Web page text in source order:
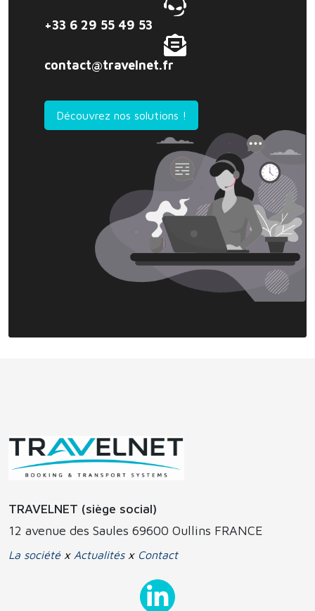
+33 6 29 55 49 53
contact@travelnet.fr
Découvrez nos solutions !
TRAVELNET (siège social)
12 avenue des Saules 69600 Oullins FRANCE
La société x Actualitésx Contact